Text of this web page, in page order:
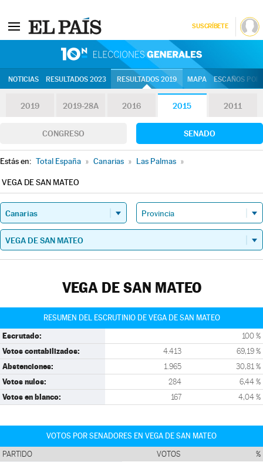
SUSCRÍBETE
NOTICIAS RESULTADOS 2023 RESULTADOS 2019 MAPA ESCAÑOS
2019 2019-28A 2016 2015 2011
CONGRESO SENADO
Estás en: Total España » Canarias » Las Palmas »
VEGA DE SAN MATEO
VEGA DE SAN MATEO
RESUMEN DEL ESCRUTINIO DE VEGA DE SAN MATEO
Escrutado: 100 %
Votos contabilizados: 4.413 69,19 %
Abstenciones: 1.965 30,81 %
Votos nulos: 284 6,44 %
Votos en blanco: 167 4,04 %
VOTOS POR SENADORES EN VEGA DE SAN MATEO
PARTIDO VOTOS %